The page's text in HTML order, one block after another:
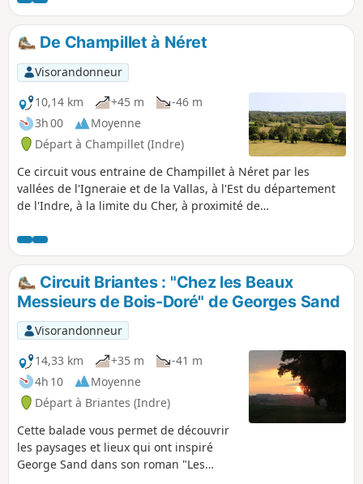
De Champillet à Néret
Visorandonneur
10,14 km
+45 m
-46 m
3h 00
Moyenne
Départ à Champillet (Indre)
Ce circuit vous entraine de Champillet à Néret par les
vallées de l'Igneraie et de la Vallas, à l'Est du département
de l'Indre, à la limite du Cher, à proximité de
Ferrières à Néret (6 km) (voir informations pratiques).
Circuit Briantes : "Chez les Beaux
Messieurs de Bois-Doré" de Georges Sand
Visorandonneur
14,33 km
+35 m
-41 m
4h 10
Moyenne
Départ à Briantes (Indre)
Cette balade vous permet de découvrir
les paysages et lieux qui ont inspiré
George Sand dans son roman "Les